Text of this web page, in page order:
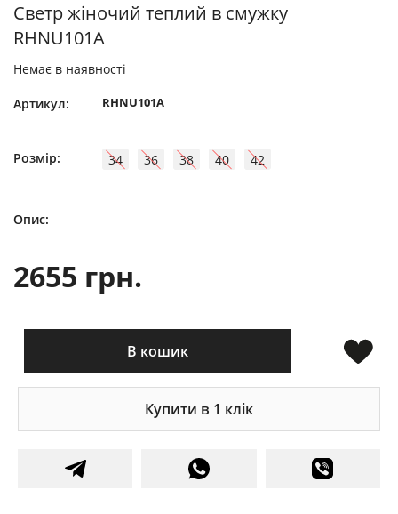
Светр жіночий теплий в смужку
RHNU101A
Немає в наявності
Артикул: RHNU101A
Розмір: 34 36 38 40 42
Опис:
2655 грн.
В кошик
Купити в 1 клік